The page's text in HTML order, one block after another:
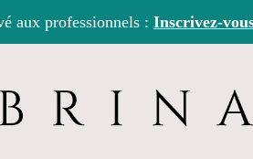
aux professionnels : Inscrivez-